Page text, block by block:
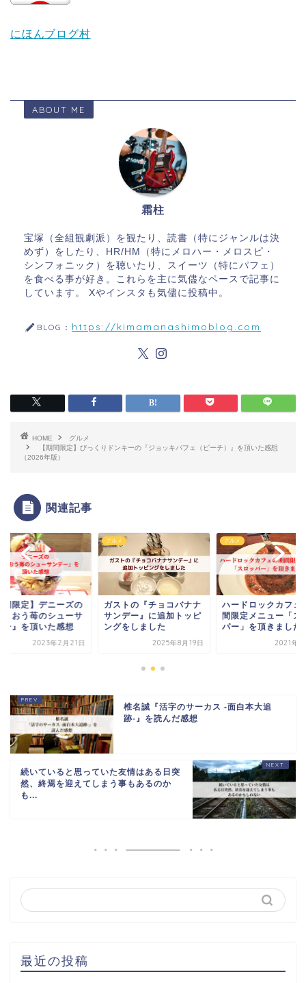
にほんブログ村
ABOUT ME
霜柱
宝塚（全組観劇派）を観たり、読書（特にジャンルは決
めず）をしたり、HR/HM（特にメロハー・メロスピ・
シンフォニック）を聴いたり、スイーツ（特にパフェ）
を食べる事が好き。これらを主に気儘なペースで記事に
しています。 Xやインスタも気儘に投稿中。
BLOG： https://kimamanashimoblog.com
HOME
グルメ
【期間限定】びっくりドンキーの『ジョッキパフェ（ピーチ）』を頂いた感想
（2026年版）
関連記事
間限定】デニーズの
まおう苺のシューサ
ー』を頂いた感想
2023年2月21日
グルメ
ガストの『チョコバナナ
サンデー』に追加トッピ
ングをしました
2025年8月19日
グルメ
ハードロックカフェ
間限定メニュー「ス
パー」を頂きました
2021年7
椎名誠『活字のサーカス -面白本大追
跡-』を読んだ感想
続いていると思っていた友情はある日突
然、終焉を迎えてしまう事もあるのか
も...
最近の投稿